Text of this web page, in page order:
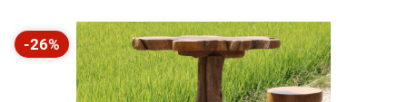
Bildergalerie überspringen
-26%
Rabatt